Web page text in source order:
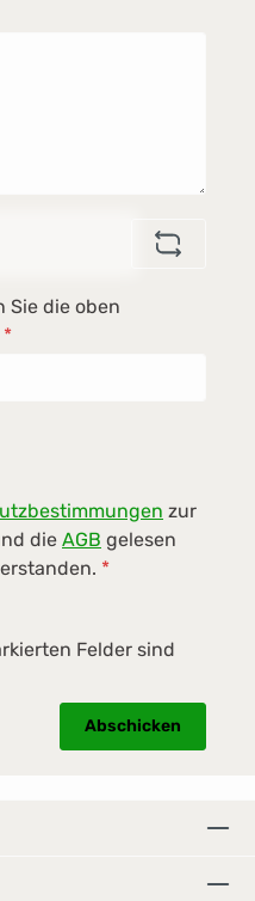
Sie die oben
*
zur
die AGB gelesen
*
Felder sind
Abschicken